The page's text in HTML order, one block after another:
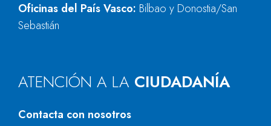
Oficinas del País Vasco: Bilbao y Donostia/San
Sebastián
ATENCIÓN A LA CIUDADANÍA
Contacta con nosotros